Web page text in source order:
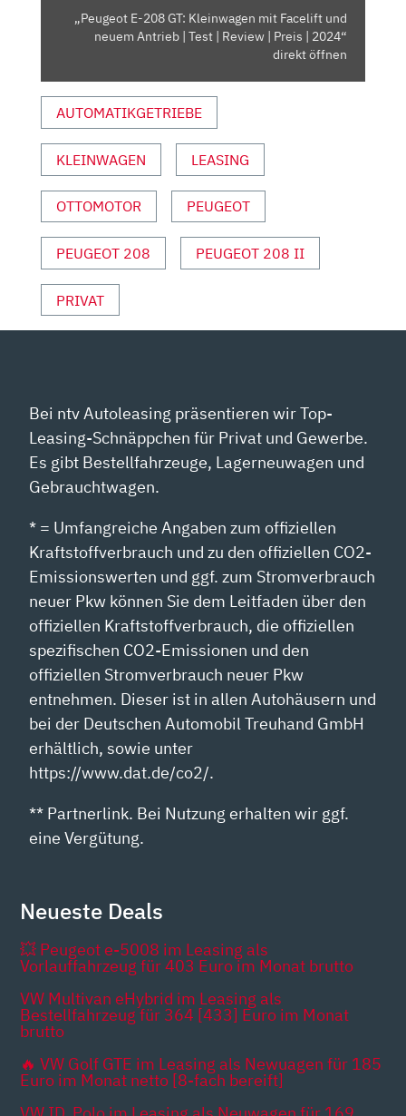
NEUEM
ANTRIEB
|
REVIEW
|
PREIS
2024“
VON
YOUTUBE
ANZEIGEN
„Peugeot E-208 GT: Kleinwagen mit Facelift und
neuem Antrieb | Test | Review | Preis | 2024“
direkt öffnen
AUTOMATIKGETRIEBE
KLEINWAGEN LEASING
OTTOMOTOR PEUGEOT
PEUGEOT 208 PEUGEOT 208 II
PRIVAT
Bei ntv Autoleasing präsentieren wir Top-
Leasing-Schnäppchen für Privat und Gewerbe.
Es gibt Bestellfahrzeuge, Lagerneuwagen und
Gebrauchtwagen.
* = Umfangreiche Angaben zum offiziellen
Kraftstoffverbrauch und zu den offiziellen CO2-
Emissionswerten und ggf. zum Stromverbrauch
neuer Pkw können Sie dem Leitfaden über den
offiziellen Kraftstoffverbrauch, die offiziellen
spezifischen CO2-Emissionen und den
offiziellen Stromverbrauch neuer Pkw
entnehmen. Dieser ist in allen Autohäusern und
bei der Deutschen Automobil Treuhand GmbH
erhältlich, sowie unter
https://www.dat.de/co2/.
** Partnerlink. Bei Nutzung erhalten wir ggf.
eine Vergütung.
Neueste Deals
💥 Peugeot e-5008 im Leasing als
Vorlauffahrzeug für 403 Euro im Monat brutto
VW Multivan eHybrid im Leasing als
Bestellfahrzeug für 364 [433] Euro im Monat
brutto
🔥 VW Golf GTE im Leasing als Newuagen für 185
Euro im Monat netto [8-fach bereift]